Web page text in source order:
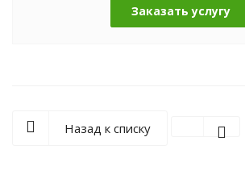
Заказать услугу
Назад к списку